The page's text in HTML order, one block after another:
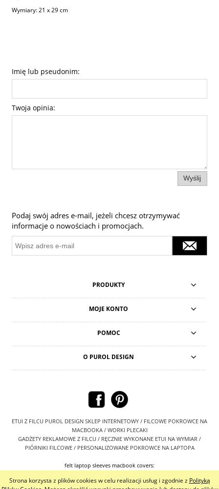
Strona korzysta z plików cookies w celu realizacji usług i zgodnie z Polityką
Wymiary: 21 x 29 cm
Imię lub pseudonim:
Twoja opinia:
Wyślij
Podaj swój adres e-mail, jeżeli chcesz otrzymywać
informacje o nowościach i promocjach.
PRODUKTY
MOJE KONTO
POMOC
O PUROL DESIGN
ETUI Z FILCU PUROL DESIGN SKLEP INTERNETOWY / FILCOWE POKROWCE NA
MACBOOKA / WORKI PLECAKI
GADŻETY REKLAMOWE Z FILCU / RĘCZNIE WYKONANE ETUI NA WYMIAR /
PIÓRNIKI FILCOWE / PERSONALIZOWANE POKROWCE NA LAPTOPA
felt laptop sleeves macbook covers: